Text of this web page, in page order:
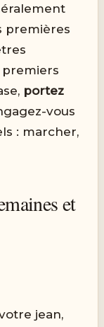
premières
premiers
portez
vous
: marcher,
et
jean,